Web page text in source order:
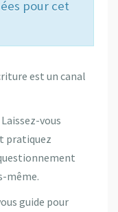
pour cet
est un canal
vous
pratiquez
même.
guide pour